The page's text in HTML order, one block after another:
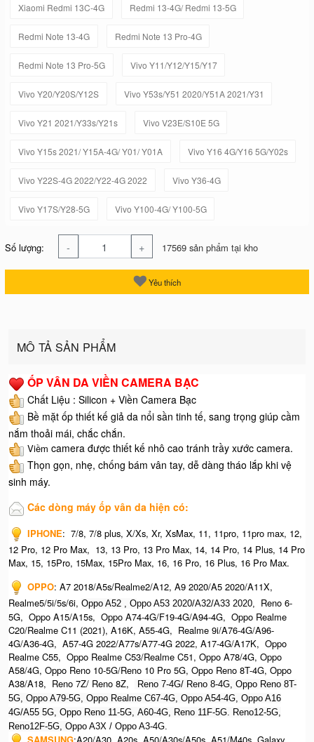
Xiaomi Redmi 13C-4G Redmi 13-4G/ Redmi 13-5G
Redmi Note 13-4G Redmi Note 13 Pro-4G
Redmi Note 13 Pro-5G Vivo Y11/Y12/Y15/Y17
Vivo Y20/Y20S/Y12S Vivo Y53s/Y51 2020/Y51A 2021/Y31
Vivo Y21 2021/Y33s/Y21s Vivo V23E/S10E 5G
Vivo Y15s 2021/ Y15A-4G/ Y01/ Y01A Vivo Y16 4G/Y16 5G/Y02s
Vivo Y22S-4G 2022/Y22-4G 2022 Vivo Y36-4G
Vivo Y17S/Y28-5G Vivo Y100-4G/ Y100-5G
Số lượng: - + 17569 sản phẩm tại kho
Yêu thích
MÔ TẢ SẢN PHẨM
ỐP VÂN DA VIỀN CAMERA BẠC
Chất Liệu : Silicon + Viền Camera Bạc
Bề mặt ốp thiết kế giả da nổi sần tinh tế, sang trọng giúp cầm
nắm thoải mái, chắc chắn.
Viềm camera được thiết kế nhô cao tránh trầy xước camera.
Thọn gọn, nhẹ, chống bám vân tay, dễ dàng tháo lắp khi vệ
sinh máy.
Các dòng máy ốp vân da hiện có:
IPHONE: 7/8, 7/8 plus, X/Xs, Xr, XsMax, 11, 11pro, 11pro max, 12,
12 Pro, 12 Pro Max, 13, 13 Pro, 13 Pro Max, 14, 14 Pro, 14 Plus, 14 Pro
Max, 15, 15Pro, 15Max, 15Pro Max, 16, 16 Pro, 16 Plus, 16 Pro Max.​
OPPO: A7 2018/A5s/Realme2/A12, A9 2020/A5 2020/A11X,
Realme5/5i/5s/6i, Oppo A52 , Oppo A53 2020/A32/A33 2020,
Reno 6-
5G, Oppo A15/A15s, Oppo A74-4G/F19-4G/A94-4G, Oppo Realme
C20/Realme C11 (2021), A16K, A55-4G, Realme 9i/A76-4G/A96-
4G/A36-4G, A57-4G 2022/A77s/A77-4G 2022, A17-4G/A17K, Oppo
Realme C55, Oppo Realme C53/Realme C51, Oppo A78/4G, Oppo
A58/4G, Oppo Reno 10-5G/Reno 10 Pro 5G, Oppo Reno 8T-4G, Oppo
A38/A18, Reno 7Z/ Reno 8Z,
Reno 7-4G/ Reno 8-4G, Oppo Reno 8T-
5G, Oppo A79-5G, Oppo Realme C67-4G, Oppo A54-4G, Oppo A16
4G/A55 5G, Oppo Reno 11-5G, A60-4G, Reno 11F-5G. Reno12-5G,
Reno12F-5G, Oppo A3X / Oppo A3-4G.